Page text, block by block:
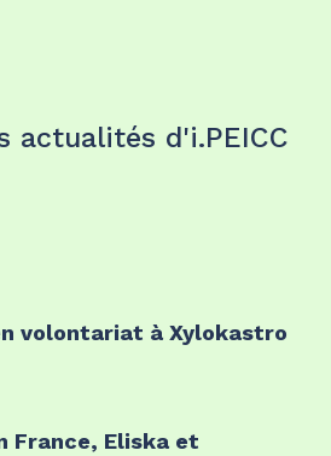
actualités d'i.PEICC
volontariat à Xylokastro
France, Eliska et